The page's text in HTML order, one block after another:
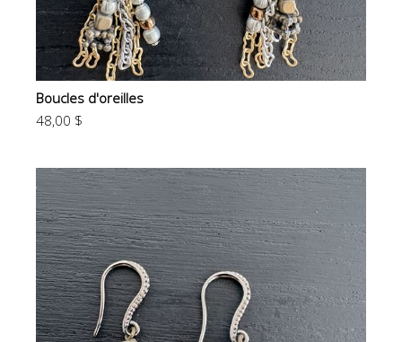
Boucles d'oreilles
48,00 $